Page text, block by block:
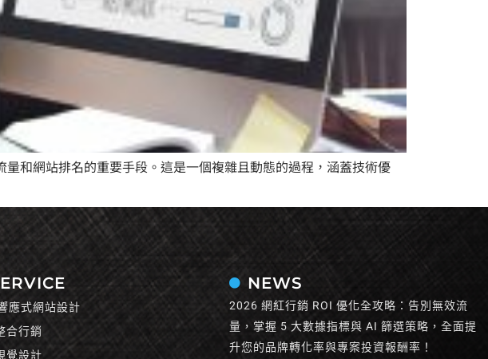
和網站排名的重要手段。這是一個複雜且動態的過程，涵蓋技術優
應式網站設計
合行銷
覺設計
NEWS
2026 網紅行銷 ROI 優化全攻略：告別無效流
量，掌握 5 大數據指標與 AI 篩選策略，全面提
升您的品牌轉化率與專案投資報酬率！